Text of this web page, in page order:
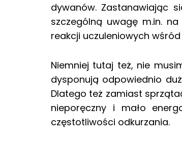
dywanów. Zastanawiając
szczególną uwagę m.in.
reakcji uczuleniowych
Niemniej tutaj też, nie
dysponują odpowiednio
Dlatego też zamiast
nieporęczny i mało
częstotliwości odkurzania.